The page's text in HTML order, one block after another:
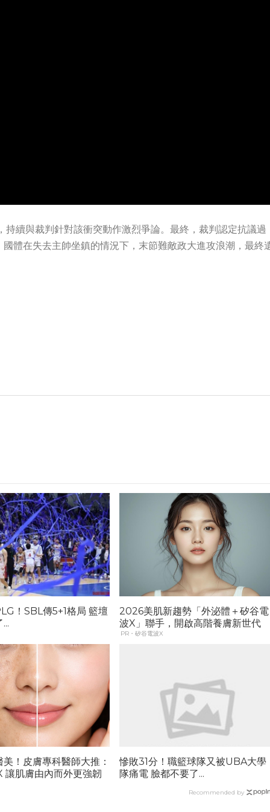
續與裁判針對該衝突動作激烈爭論。最終，裁判認定抗議過
體在失去主帥坐鎮的情況下，末節難敵政大進攻浪潮，最終
！SBL傳5+1格局 籃壇
2026美肌新趨勢「外泌體＋矽谷電
波X」聯手，開啟高階養膚新世代
PR・矽谷電波X
！皮膚專科醫師大推：
讓肌膚由內而外更強韌
慘敗31分！職籃球隊又被UBA大學
隊痛電 臉都不要了...
Recommended by